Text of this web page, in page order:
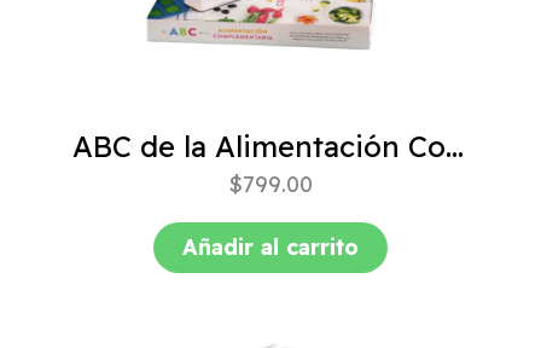
ABC de la Alimentación Complementaria 4ta edición
$799.00
Añadir al carrito